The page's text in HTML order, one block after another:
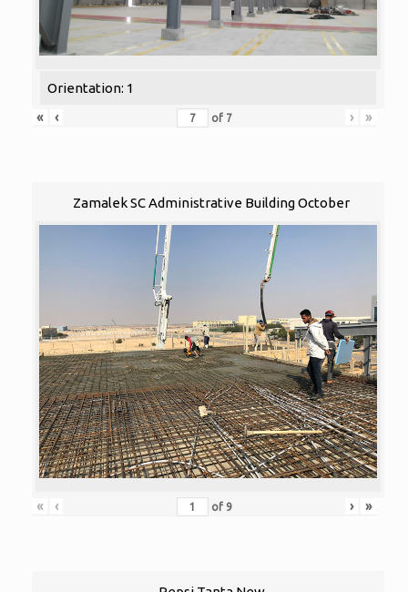
Orientation: 1
«
‹ of 7 › »
Zamalek SC Administrative Building October
« ‹ of 9 › »